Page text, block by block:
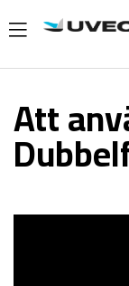
Att